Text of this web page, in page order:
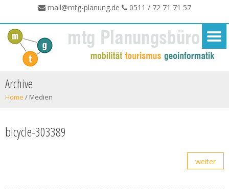
mail@mtg-planung.de 0511 / 72 71 71 57
Archive
Home / Medien
bicycle-303389
weiter